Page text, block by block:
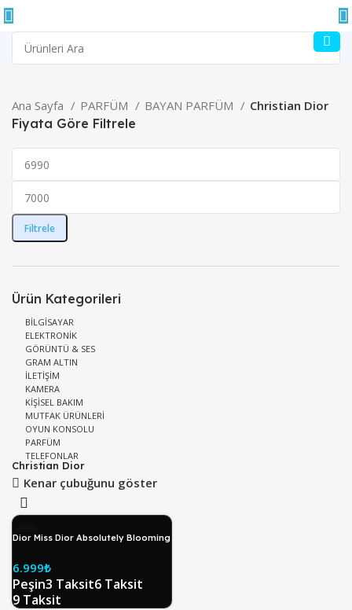
Ana Sayfa PARFÜM BAYAN PARFÜM
Christian Dior
Fiyata Göre Filtrele
Filtrele
Ürün Kategorileri
BİLGİSAYAR
ELEKTRONİK
GÖRÜNTÜ & SES
GRAM ALTIN
İLETİŞİM
KAMERA
KİŞİSEL BAKIM
MUTFAK ÜRÜNLERİ
OYUN KONSOLU
PARFÜM
TELEFONLAR
Christian Dior
Kenar çubuğunu göster
Dior Miss Dior Absolutely Blooming
6.999₺
Peşin3 Taksit6 Taksit
9 Taksit